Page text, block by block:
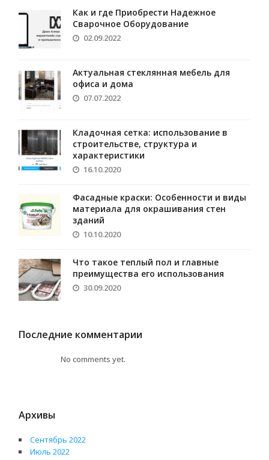
Как и где Приобрести Надежное
Сварочное Оборудование
02.09.2022
Актуальная стеклянная мебель для
офиса и дома
07.07.2022
Кладочная сетка: использование в
строительстве, структура и
характеристики
16.10.2020
Фасадные краски: Особенности и виды
материала для окрашивания стен
зданий
10.10.2020
Что такое теплый пол и главные
преимущества его использования
30.09.2020
Последние комментарии
No comments yet.
Архивы
Сентябрь 2022
Июль 2022